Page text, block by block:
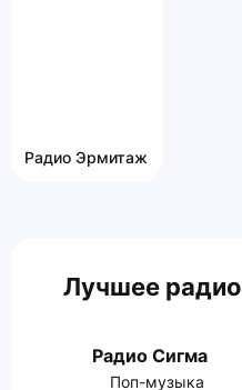
Радио Эрмитаж
Лучшее радио
Радио Сигма
Поп-музыка